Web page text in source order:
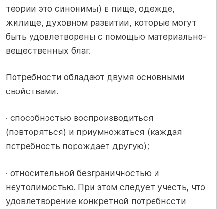
теории это синонимы) в пище, одежде,
жилище, духовном развитии, которые могут
быть удовлетворены с помощью материально-
вещественных благ.
Потребности обладают двумя основными
свойствами:
· способностью воспроизводиться
(повторяться) и приумножаться (каждая
потребность порождает другую);
· относительной безграничностью и
неутолимостью. При этом следует учесть, что
удовлетворение конкретной потребности